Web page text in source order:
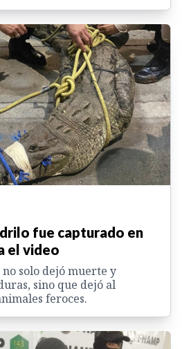
fue capturado en
el video
no solo dejó muerte y
sino que dejó al
feroces.